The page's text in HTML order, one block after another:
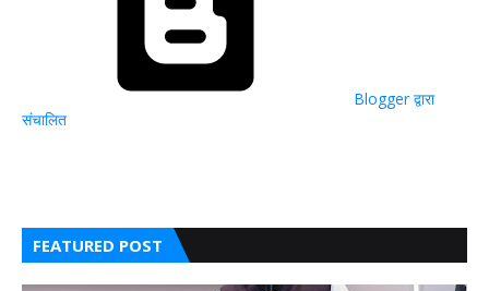
Blogger द्वारा
संचालित
FEATURED POST